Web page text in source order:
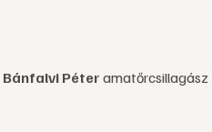
Bánfalvi Péter amatőrcsillagász